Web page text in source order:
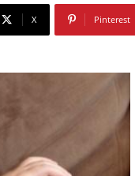
X Pinterest